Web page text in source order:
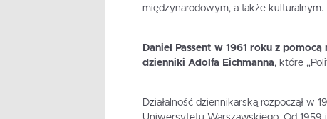
międzynarodowym, a także kulturalnym.
Daniel Passent w 1961 roku z
dzienniki Adolfa Eichmanna, które
Działalność dziennikarską rozpoczął w